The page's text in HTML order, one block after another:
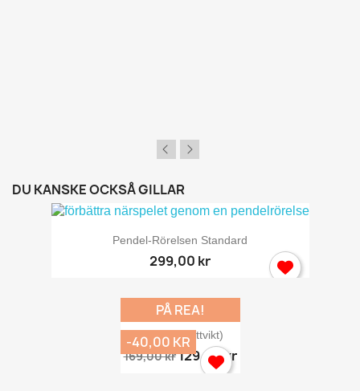
DU KANSKE OCKSÅ GILLAR
Pendel-Rörelsen Standard
299,00 kr
Chipnät (lättvikt)
169,00 kr129,00 kr
PÅ REA!
-40,00 KR